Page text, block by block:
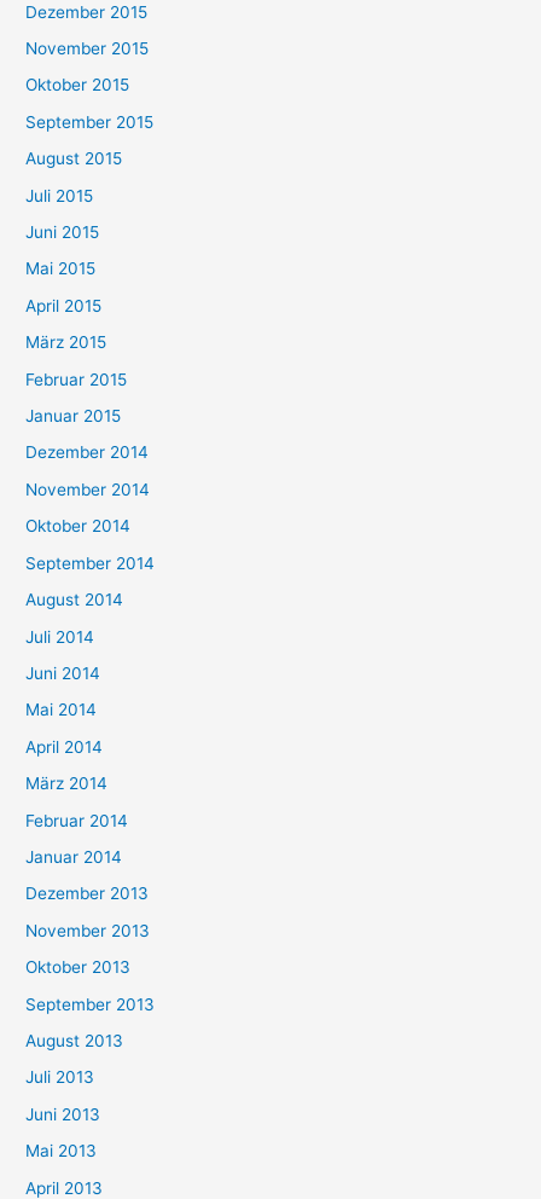
Dezember 2015
November 2015
Oktober 2015
September 2015
August 2015
Juli 2015
Juni 2015
Mai 2015
April 2015
März 2015
Februar 2015
Januar 2015
Dezember 2014
November 2014
Oktober 2014
September 2014
August 2014
Juli 2014
Juni 2014
Mai 2014
April 2014
März 2014
Februar 2014
Januar 2014
Dezember 2013
November 2013
Oktober 2013
September 2013
August 2013
Juli 2013
Juni 2013
Mai 2013
April 2013